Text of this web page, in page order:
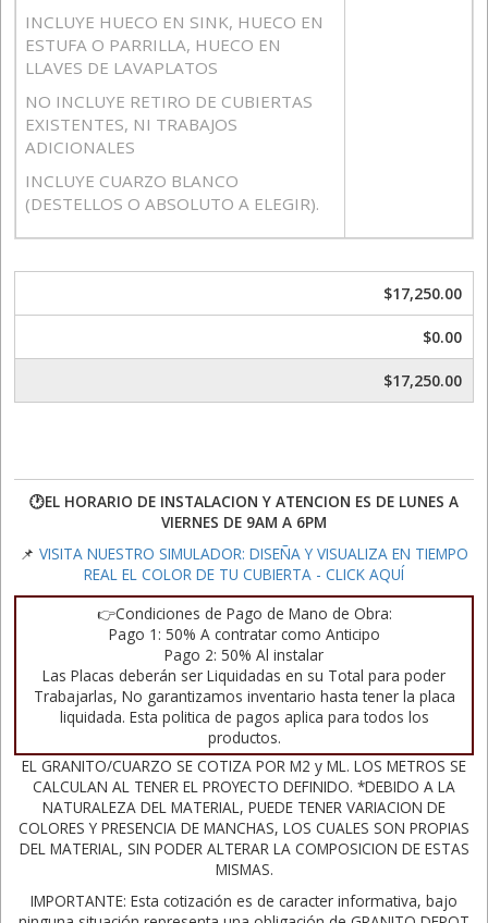
INCLUYE HUECO EN SINK, HUECO EN
ESTUFA O PARRILLA, HUECO EN
LLAVES DE LAVAPLATOS
NO INCLUYE RETIRO DE CUBIERTAS
EXISTENTES, NI TRABAJOS
ADICIONALES
INCLUYE CUARZO BLANCO
(DESTELLOS O ABSOLUTO A ELEGIR).
$17,250.00
$0.00
$17,250.00
🕐EL HORARIO DE INSTALACION Y ATENCION ES DE LUNES A
VIERNES DE 9AM A 6PM
📌 VISITA NUESTRO SIMULADOR: DISEÑA Y VISUALIZA EN TIEMPO
REAL EL COLOR DE TU CUBIERTA - CLICK AQUÍ
👉Condiciones de Pago de Mano de Obra:
Pago 1: 50% A contratar como Anticipo
Pago 2: 50% Al instalar
Las Placas deberán ser Liquidadas en su Total para poder
Trabajarlas, No garantizamos inventario hasta tener la placa
liquidada. Esta politica de pagos aplica para todos los
productos.
EL GRANITO/CUARZO SE COTIZA POR M2 y ML. LOS METROS SE
CALCULAN AL TENER EL PROYECTO DEFINIDO. *DEBIDO A LA
NATURALEZA DEL MATERIAL, PUEDE TENER VARIACION DE
COLORES Y PRESENCIA DE MANCHAS, LOS CUALES SON PROPIAS
DEL MATERIAL, SIN PODER ALTERAR LA COMPOSICION DE ESTAS
MISMAS.
IMPORTANTE: Esta cotización es de caracter informativa, bajo